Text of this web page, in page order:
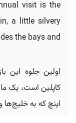
visit is the
a little silvery
the bays and
اولین جلوه این
کاپلین است، یک
اینچ که به خلیج‌ها